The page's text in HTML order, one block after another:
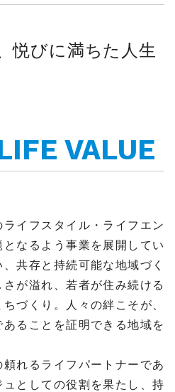
悦びに満ちた人生
VALUE
イフスタイル・ライフエン
なるよう事業を展開してい
共存と持続可能な地域づく
が溢れ、若者が住み続ける
づくり。人々の絆こそが、
ることを証明できる地域を
れるライフパートナーであ
としての役割を果たし、持